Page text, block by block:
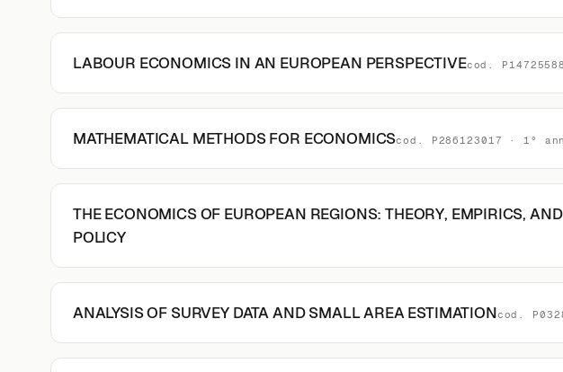
LABOUR ECONOMICS IN AN EUROPEAN PERSPECTIVEcod.
MATHEMATICAL METHODS FOR ECONOMICScod. P286123017 · 1°
THE ECONOMICS OF EUROPEAN REGIONS: THEORY, EMPIRICS, AND
POLICY
ANALYSIS OF SURVEY DATA AND SMALL AREA ESTIMATIONcod.